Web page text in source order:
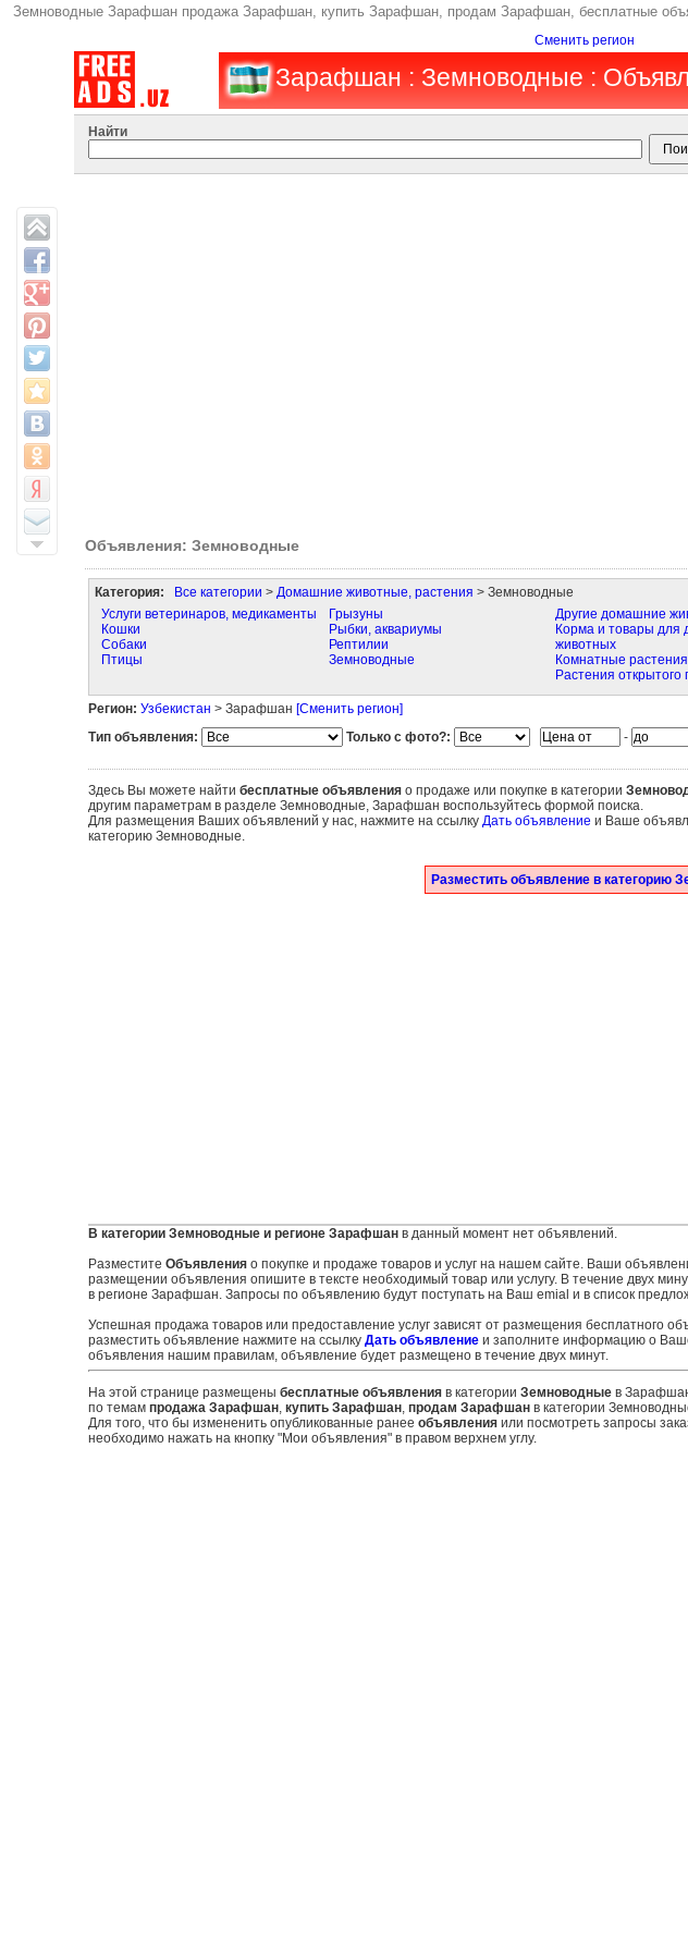
Земноводные Зарафшан продажа Зарафшан, купить Зарафшан, продам Зарафшан, бесплатные
Сменить регион
Зарафшан : Земноводные :
Найти
Объявления: Земноводные
Категория: Все категории > Домашние животные, растения > Земноводные
Услуги ветеринаров, медикаменты
Кошки
Собаки
Птицы
Грызуны
Рыбки, аквариумы
Рептилии
Земноводные
Другие домашние
Корма и товары для
животных
Комнатные растения
Растения открытого
Регион: Узбекистан > Зарафшан [Сменить регион]
Тип объявления:
Только с фото?: -
Здесь Вы можете найти бесплатные объявленияо продаже или покупке в категории
другим параметрам в разделе Земноводные, Зарафшан воспользуйтесь формой поиска.
Для размещения Ваших объявлений у нас, нажмите на ссылку Дать объявление и Ваше
категорию Земноводные.
Разместить объявление в категорию
В категории Земноводные и регионе Зарафшанв данный момент нет объявлений.
Разместите Объявленияо покупке и продаже товаров и услуг на нашем сайте. Ваши
размещении объявления опишите в тексте необходимый товар или услугу. В течение двух
в регионе Зарафшан. Запросы по объявлению будут поступать на Ваш emial и в список
Успешная продажа товаров или предоставление услуг зависят от размещения бесплатного
разместить объявление нажмите на ссылку Дать объявлениеи заполните информацию о
объявления нашим правилам, объявление будет размещено в течение двух минут.
На этой странице размещены бесплатные объявленияв категории Земноводныев
по темам продажа Зарафшан, купить Зарафшан, продам Зарафшанв категории
Для того, что бы измененить опубликованные ранее объявленияили посмотреть запросы
необходимо нажать на кнопку "Мои объявления" в правом верхнем углу.